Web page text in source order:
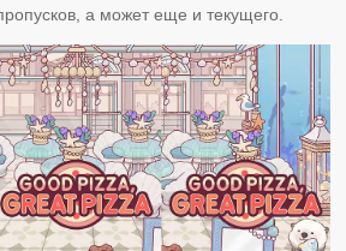
а может еще и текущего.